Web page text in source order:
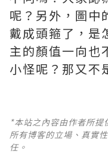
呢？另外，圖中
戴成頭箍了，是
主的顏值一向也
小怪呢？那又不
*本站之內容由作者所
所有博客的立場、真實
任。